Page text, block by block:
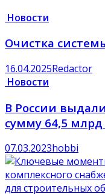
Новости
Очистка
16.04.2025Redactor
Новости
В России
сумму 64,5 млрд
07.03.2023hobbi